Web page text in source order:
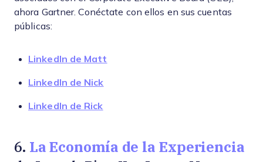
ahora Gartner. Conéctate con ellos en sus cuentas
públicas:
LinkedIn de Matt
LinkedIn de Nick
LinkedIn de Rick
6. La Economía de la Experiencia